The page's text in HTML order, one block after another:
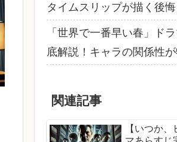
タイムスリップが描く後
「世界で一番早い春」ド
底解説！キャラの関係性
関連記事
【いつか